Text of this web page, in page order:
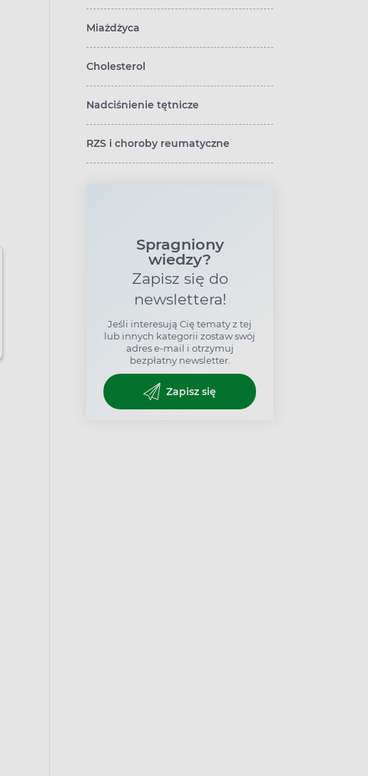
Miażdżyca
Cholesterol
Nadciśnienie tętnicze
RZS i choroby reumatyczne
Spragniony
wiedzy?
Zapisz się do
newslettera!
Jeśli interesują Cię tematy z tej
lub innych kategorii zostaw swój
adres e-mail i otrzymuj
bezpłatny newsletter.
Zapisz się